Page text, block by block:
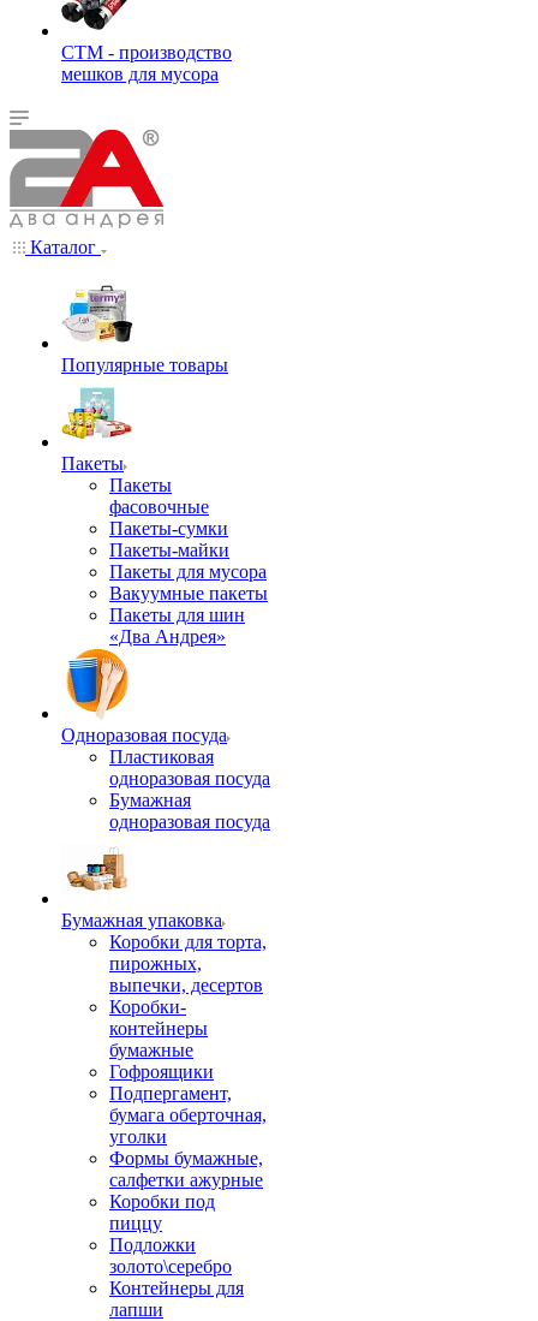
СТМ - производство
мешков для мусора
Каталог
Популярные товары
Пакеты
Пакеты
фасовочные
Пакеты-сумки
Пакеты-майки
Пакеты для мусора
Вакуумные пакеты
Пакеты для шин
«Два Андрея»
Одноразовая посуда
Пластиковая
одноразовая посуда
Бумажная
одноразовая посуда
Бумажная упаковка
Коробки для торта,
пирожных,
выпечки, десертов
Коробки-
контейнеры
бумажные
Гофроящики
Подпергамент,
бумага оберточная,
уголки
Формы бумажные,
салфетки ажурные
Коробки под
пиццу
Подложки
золото\серебро
Контейнеры для
лапши